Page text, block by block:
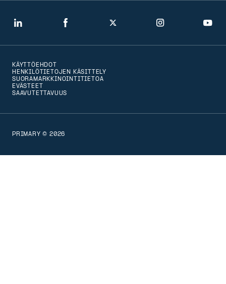
LinkedIn Facebook Twitter Instagram
the
PRIMARY © 2026
KÄYTTÖEHDOT
HENKILÖTIETOJEN KÄSITTELY
SUORAMARKKINOINTITIETOA
EVÄSTEET
SAAVUTETTAVUUS